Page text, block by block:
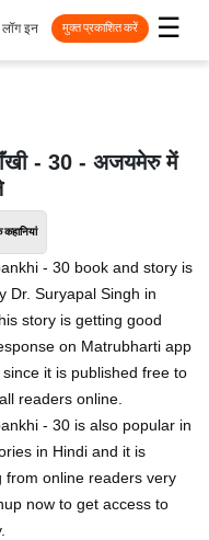
☰
लॉग इन मुक्त प्रकाशित करें
- 30 - अजयमेरु में
कहानियां
- 30 book and story is
Dr. Suryapal Singh in
story is getting good
on Matrubharti app
it is published free to
readers online.
- 30 is also popular in
in Hindi and it is
from online readers very
now to get access to